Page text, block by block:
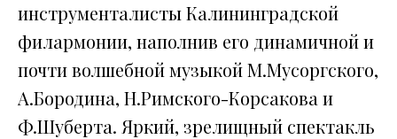
инструменталисты Калининградской
филармонии, наполнив его динамичной и
почти волшебной музыкой М.Мусоргского,
А.Бородина, Н.Римского-Корсакова и
Ф.Шуберта. Яркий, зрелищный спектакль